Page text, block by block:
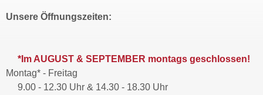
Unsere Öffnungszeiten:
*Im AUGUST & SEPTEMBER montags geschlossen!
Montag* - Freitag
9.00 - 12.30 Uhr & 14.30 - 18.30 Uhr